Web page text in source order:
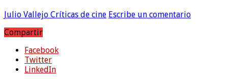
Julio Vallejo Críticas de cine Escribe un comentario
Compartir
Facebook
Twitter
LinkedIn